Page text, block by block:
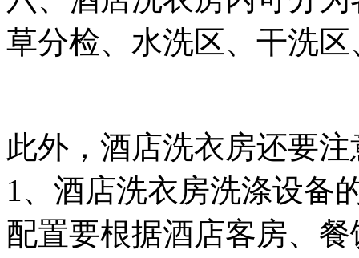
草分检、水洗区、干洗
此外，酒店洗衣房还要注
1、酒店洗衣房洗涤设备
配置要根据酒店客房、